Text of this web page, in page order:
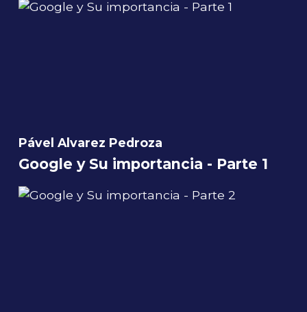
Pável Alvarez Pedroza
Google y Su importancia - Parte 1